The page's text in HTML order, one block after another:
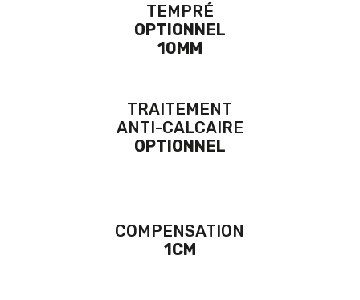
TEMPRÉ
OPTIONNEL
10MM
TRAITEMENT
ANTI-CALCAIRE
OPTIONNEL
COMPENSATION
1CM